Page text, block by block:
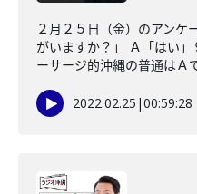
２月２５日（金）のアンケ
がいますか？」 Ａ「はい
ーサージ的沖縄の普通はＡ
2022.02.25 |00:59:28